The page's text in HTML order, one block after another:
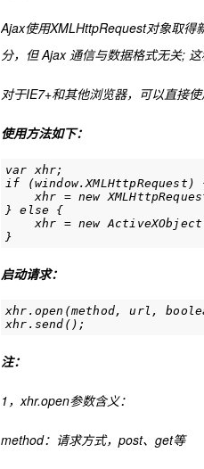
Ajax使用XMLHttpRequest对象取得
分，但 Ajax 通信与数据格式无关;
对于IE7+和其他浏览器，可以直接
使用方法如下：
var xhr;
if (window.XMLHttpRequest)
xhr = new
} else {
xhr = new
}
启动请求：
xhr.open(method, url,
xhr.send();
注：
1，xhr.open参数含义：
method：请求方式，post、get等